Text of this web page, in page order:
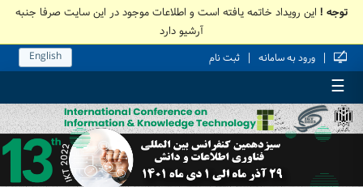
توجه ! این رویداد خاتمه یافته است و اطلاعات موجود در این سایت صرفا جنبه
آرشیو دارد
| ورود به سامانه | ثبت نام English
☰